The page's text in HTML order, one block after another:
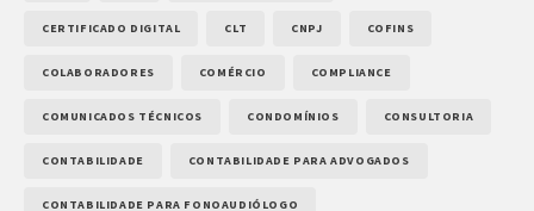
CERTIFICADO DIGITAL CLT CNPJ COFINS
COLABORADORES COMÉRCIO COMPLIANCE
COMUNICADOS TÉCNICOS CONDOMÍNIOS CONSULTORIA
CONTABILIDADE CONTABILIDADE PARA ADVOGADOS
CONTABILIDADE PARA FONOAUDIÓLOGO